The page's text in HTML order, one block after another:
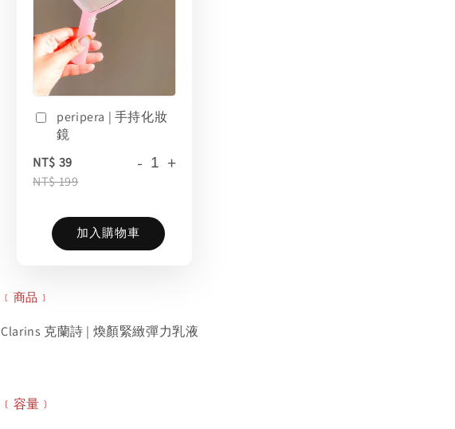
peripera | 手持化妝
鏡
NT$ 39
NT$ 199
- +
加入購物車
﹝商品﹞
Clarins 克蘭詩 | 煥顏緊緻彈力乳液
﹝容量﹞